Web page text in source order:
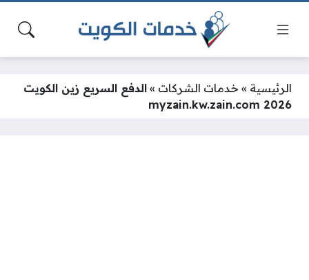
الرئيسية » خدمات الشركات » الدفع السريع زين الكويت
myzain.kw.zain.com 2026